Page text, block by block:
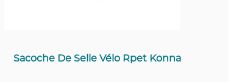
Sacoche De Selle Vélo Rpet Konna